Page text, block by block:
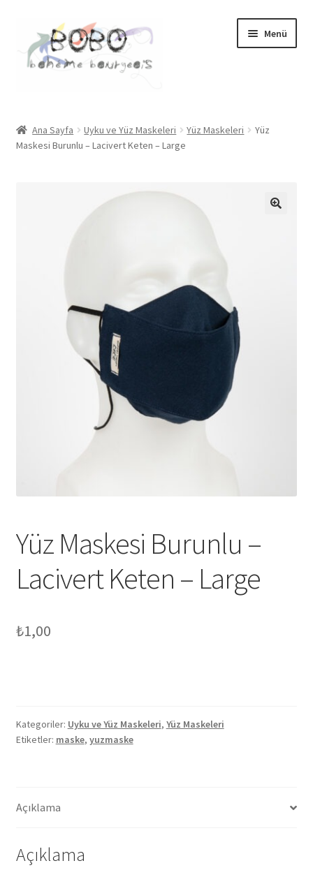
Dolaşıma
geç
geç
Menü
Çantalar
menüyü
Ana Sayfa Uyku ve Yüz Maskeleri Yüz Maskeleri
Yüz
Maskesi Burunlu – Lacivert Keten – Large
Yüz Maskesi Burunlu –
Lacivert Keten – Large
₺1,00
Kategoriler: Uyku ve Yüz Maskeleri, Yüz Maskeleri
Etiketler: maske, yuzmaske
Açıklama
Açıklama